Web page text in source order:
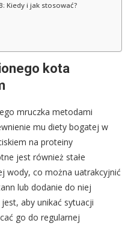
Kiedy i jak stosować?
kota
mruczka metodami
mu diety bogatej w
na proteiny
jest również stałe
wody, co można uatrakcyjnić
lub dodanie do niej
aby unikać sytuacji
go do regularnej